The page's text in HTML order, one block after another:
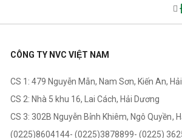
CÔNG TY NVC VIỆT NAM
CS 1: 479 Nguyễn Mẫn, Nam Sơn, Kiến An,
CS 2: Nhà 5 khu 16, Lai Cách, Hải Dương
CS 3: 302B Nguyễn Bỉnh Khiêm, Ngô Quyền,
(0225)8604144- (0225)3878899- (0225)